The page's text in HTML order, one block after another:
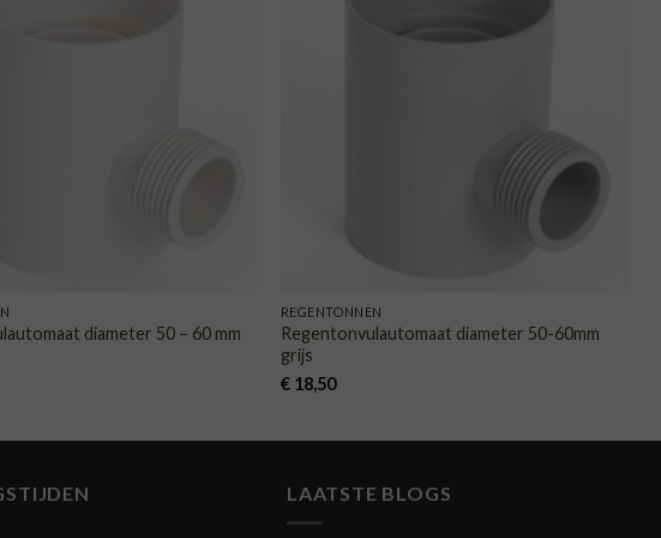
diameter 50 – 60 mm
AAN
REGENTONNEN
Regentonvulautomaat diameter 50-60mm
grijs
€18,50
LAATSTE BLOGS